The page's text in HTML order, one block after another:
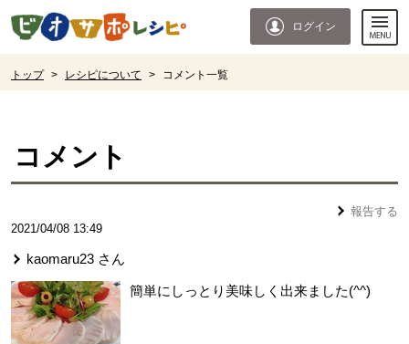
ページの先頭です。
ログイン
トップ > レシピについて > コメント一覧
コメント
報告する
2021/04/08 13:49
kaomaru23 さん
簡単にしっとり美味しく出来ました(^^)